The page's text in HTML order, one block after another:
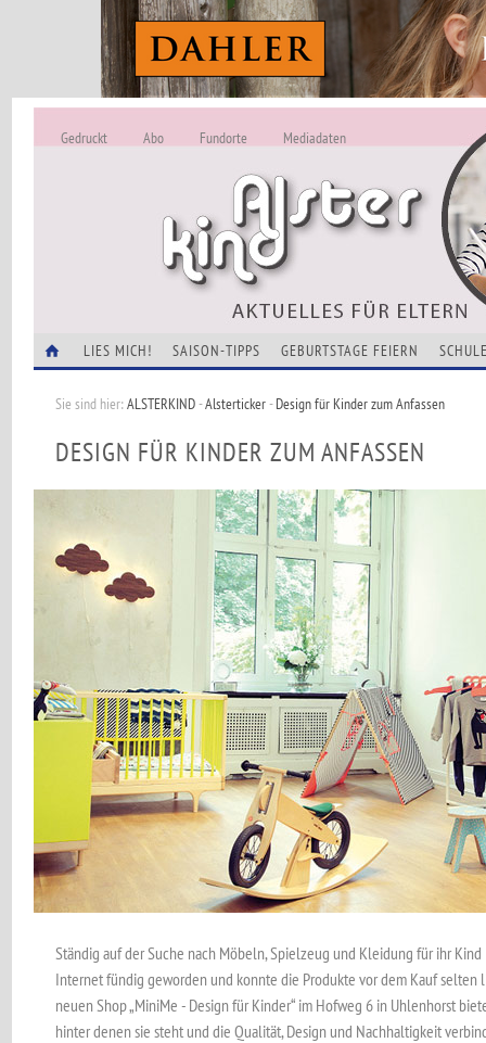
ALSTERKIND -
Alles Neu
Gedruckt Abo Fundorte Mediadaten
LIES MICH! SAISON-TIPPS GEBURTSTAGE FEIERN
Sie sind hier:ALSTERKIND-Alsterticker-Design für Kinder zum Anfassen
DESIGN FÜR KINDER ZUM ANFASSEN
Ständig auf der Suche nach Möbeln, Spielzeug und Kleidung für ihr
Internet fündig geworden und konnte die Produkte vor dem Kauf selten
neuen Shop „MiniMe - Design für Kinder“ im Hofweg 6 in Uhlenhorst
hinter denen sie steht und die Qualität, Design und Nachhaltigkeit